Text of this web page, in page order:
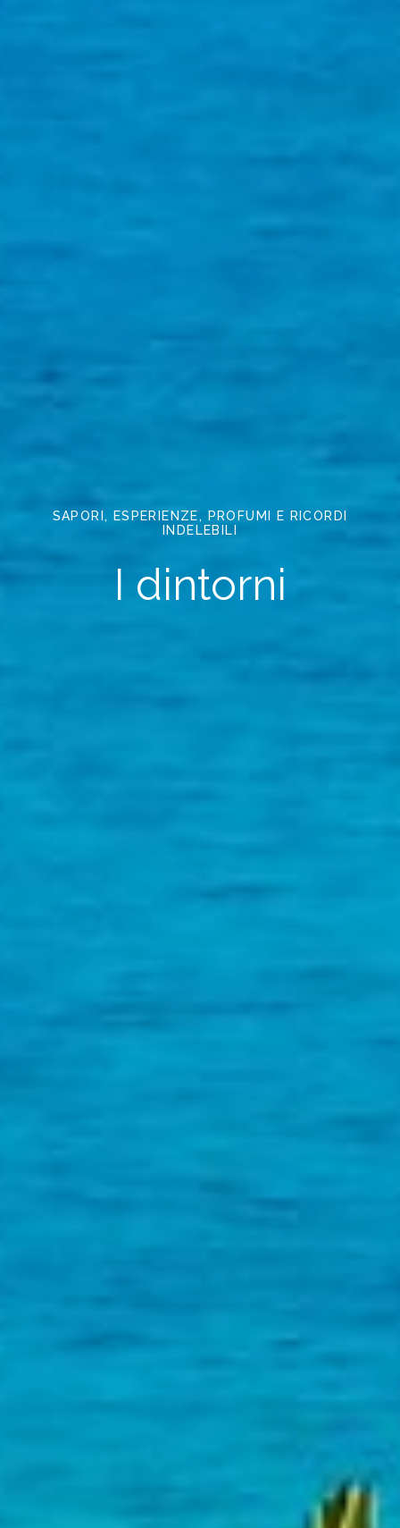
SAPORI, ESPERIENZE, PROFUMI E RICORDI
INDELEBILI
I dintorni